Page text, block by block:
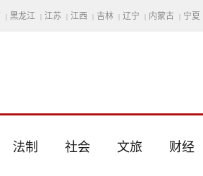
| 黑龙江 | 江苏 | 江西 | 吉林 | 辽宁 | 内蒙古 | 宁夏
法制 社会 文旅 财经